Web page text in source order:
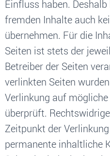
Einfluss haben.
fremden Inhalte auch
übernehmen. Für die
Seiten ist stets der
Betreiber der Seiten
verlinkten Seiten
Verlinkung auf
überprüft.
Zeitpunkt der
permanente inhaltliche